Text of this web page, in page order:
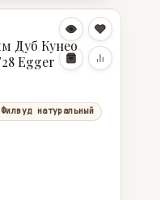
Дуб Кунео
Egger
натуральный